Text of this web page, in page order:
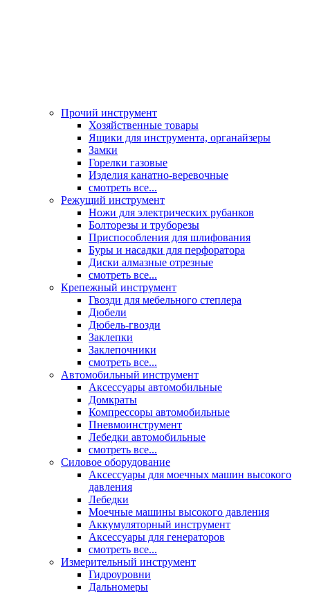
Прочий инструмент
Хозяйственные товары
Ящики для инструмента, органайзеры
Замки
Горелки газовые
Изделия канатно-веревочные
смотреть все...
Режущий инструмент
Ножи для электрических рубанков
Болторезы и труборезы
Приспособления для шлифования
Буры и насадки для перфоратора
Диски алмазные отрезные
смотреть все...
Крепежный инструмент
Гвозди для мебельного степлера
Дюбели
Дюбель-гвозди
Заклепки
Заклепочники
смотреть все...
Автомобильный инструмент
Аксессуары автомобильные
Домкраты
Компрессоры автомобильные
Пневмоинструмент
Лебедки автомобильные
смотреть все...
Силовое оборудование
Аксессуары для моечных машин высокого
давления
Лебедки
Моечные машины высокого давления
Аккумуляторный инструмент
Аксессуары для генераторов
смотреть все...
Измерительный инструмент
Гидроуровни
Дальномеры